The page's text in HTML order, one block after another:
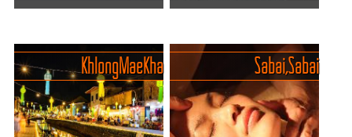
Quellen Chiang Mai
Chiang Mai, oft als das
"Herz des Nordens"
bezeichnet, bietet weit mehr
als seine berühmten Tempel
wunderschöne Parks
Chiang Mai zeigt sich grün,
wild und wunderbar – mit
botanischen Gärten,
liebevoll gepflegten Parks
Khlong Mae Kha Sabai, Sabai